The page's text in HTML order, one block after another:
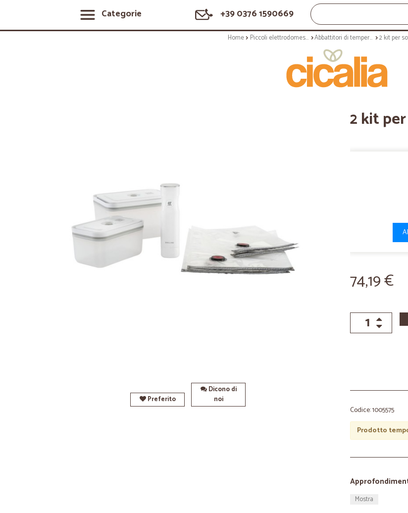
Categorie +39 0376 1590669
Home Piccoli elettrodomestici Abbattitori di temperatura e sottovuoto
Preferito
Dicono di
noi
2 kit
74,19 €
Codice: 1005575
Prodotto
Mostra